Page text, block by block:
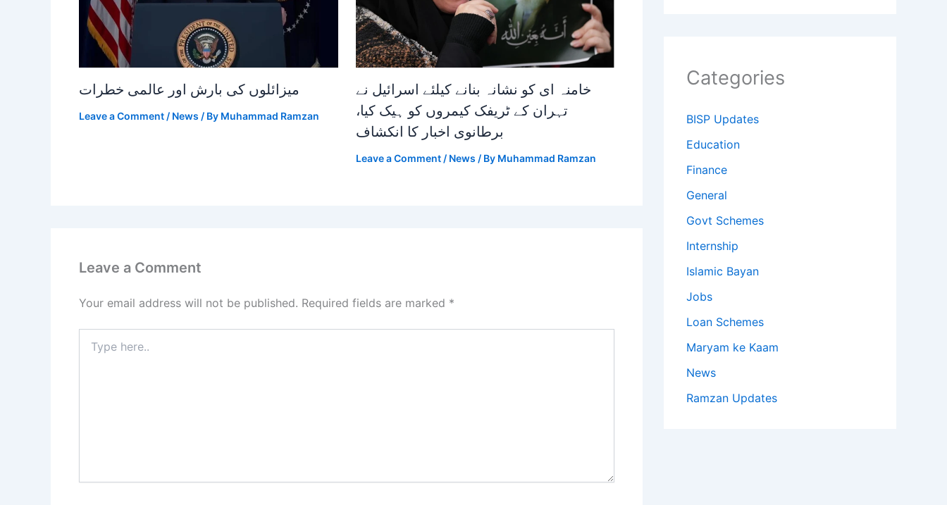
میزائلوں کی بارش اور عالمی خطرات
Leave a Comment / News / By Muhammad Ramzan
خامنہ ای کو نشانہ بنانے کیلئے اسرائیل نے
تہران کے ٹریفک کیمروں کو ہیک کیا،
برطانوی اخبار کا انکشاف
Leave a Comment / News / By Muhammad Ramzan
Leave a Comment
Your email address will not be published. Required fields are marked *
here..
Categories
BISP Updates
Education
Finance
General
Govt Schemes
Internship
Islamic Bayan
Jobs
Loan Schemes
Maryam ke Kaam
News
Ramzan Updates